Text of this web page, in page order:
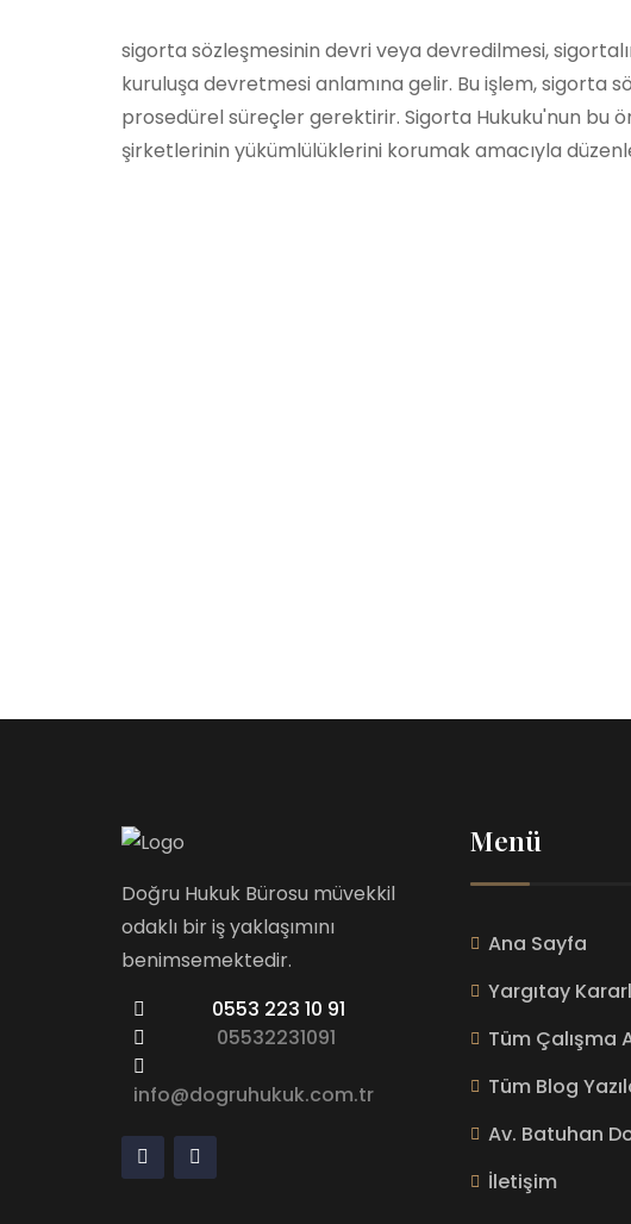
sigorta sözleşmesinin devri veya devredilmesi,
kuruluşa devretmesi anlamına gelir. Bu işlem, sigorta
prosedürel süreçler gerektirir. Sigorta Hukuku'nun bu
şirketlerinin yükümlülüklerini korumak amacıyla
Doğru Hukuk Bürosu müvekkil
odaklı bir iş yaklaşımını
benimsemektedir.
0553 223 10 91
05532231091
info@dogruhukuk.com.tr
Menü
Ana Sayfa
Yargıtay
Tüm Çalışma
Tüm Blog
Av. Batuhan
İletişim